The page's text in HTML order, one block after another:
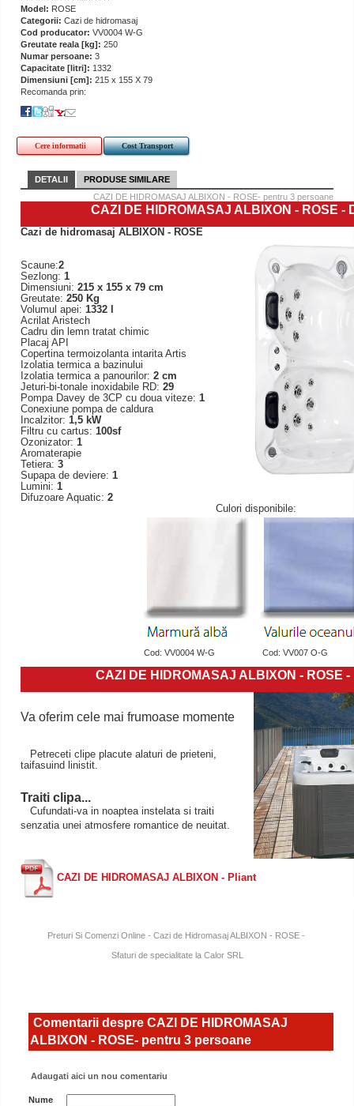
Model: ROSE
Categorii: Cazi de hidromasaj
Cod producator: VV0004 W-G
Greutate reala [kg]: 250
Numar persoane: 3
Capacitate [litri]: 1332
Dimensiuni [cm]: 215 x 155 X 79
Recomanda prin:
Cere informatii Cost Transport
DETALII
PRODUSE SIMILARE
CAZI DE HIDROMASAJ ALBIXON - ROSE- pentru 3 persoane
CAZI DE HIDROMASAJ ALBIXON - ROSE -
Cazi de hidromasaj ALBIXON - ROSE
Scaune:2
Sezlong: 1
Dimensiuni: 215 x 155 x 79 cm
Greutate: 250 Kg
Volumul apei: 1332 l
Acrilat Aristech
Cadru din lemn tratat chimic
Placaj API
Copertina termoizolanta intarita Artis
Izolatia termica a bazinului
Izolatia termica a panourilor: 2 cm
Jeturi-bi-tonale inoxidabile RD: 29
Pompa Davey de 3CP cu doua viteze: 1
Conexiune pompa de caldura
Incalzitor: 1,5 kW
Filtru cu cartus: 100sf
Ozonizator: 1
Aromaterapie
Tetiera: 3
Supapa de deviere: 1
Lumini: 1
Difuzoare Aquatic: 2
Culori disponibile:
Cod: VV0004 W-G Cod: VV007 O-G
CAZI DE HIDROMASAJ ALBIXON - ROSE -
Va oferim cele mai frumoase momente
Petreceti clipe placute alaturi de prieteni,
taifasuind linistit.
Traiti clipa...
Cufundati-va in noaptea instelata si traiti
senzatia unei atmosfere romantice de neuitat.
CAZI DE HIDROMASAJ ALBIXON - Pliant
Preturi Si Comenzi Online - Cazi de Hidromasaj ALBIXON - ROSE -
Sfaturi de specialitate la Calor SRL
Comentarii despre CAZI DE HIDROMASAJ
ALBIXON - ROSE- pentru 3 persoane
Adaugati aici un nou comentariu
Nume